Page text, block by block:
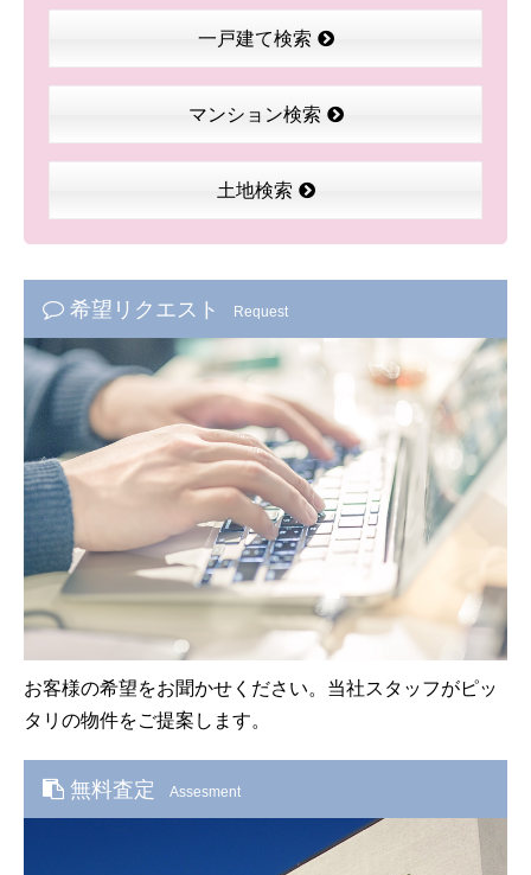
一戸建て検索
マンション検索
土地検索
希望リクエスト Request
お客様の希望をお聞かせください。当社スタッフがピッ
タリの物件をご提案します。
無料査定 Assesment